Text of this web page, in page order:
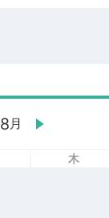
8月
木